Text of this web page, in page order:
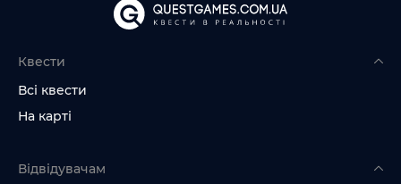
Квести
Всі квести
На карті
Відвідувачам